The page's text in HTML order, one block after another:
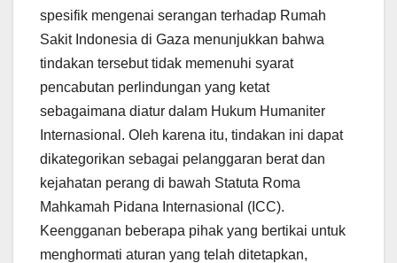
spesifik mengenai serangan terhadap Rumah
Sakit Indonesia di Gaza menunjukkan bahwa
tindakan tersebut tidak memenuhi syarat
pencabutan perlindungan yang ketat
sebagaimana diatur dalam Hukum Humaniter
Internasional. Oleh karena itu, tindakan ini dapat
dikategorikan sebagai pelanggaran berat dan
kejahatan perang di bawah Statuta Roma
Mahkamah Pidana Internasional (ICC).
Keengganan beberapa pihak yang bertikai untuk
menghormati aturan yang telah ditetapkan,